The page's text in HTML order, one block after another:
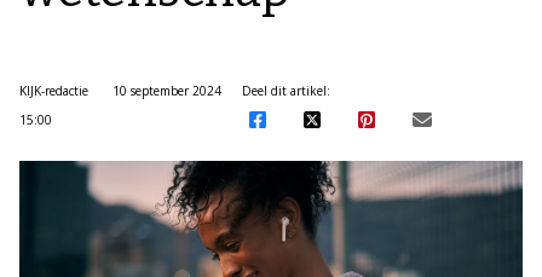
KIJK-redactie
10 september 2024
15:00
Deel dit artikel: